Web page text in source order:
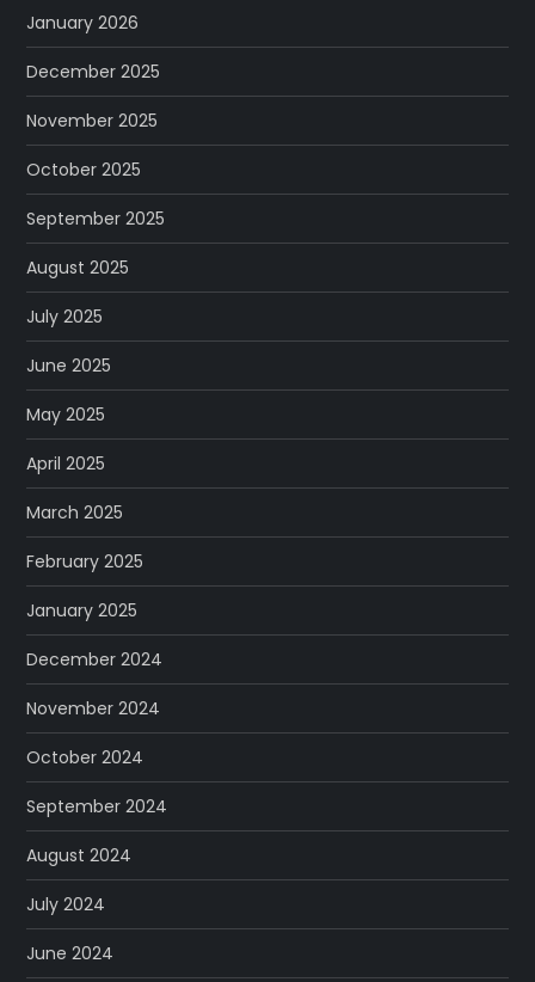
January 2026
December 2025
November 2025
October 2025
September 2025
August 2025
July 2025
June 2025
May 2025
April 2025
March 2025
February 2025
January 2025
December 2024
November 2024
October 2024
September 2024
August 2024
July 2024
June 2024